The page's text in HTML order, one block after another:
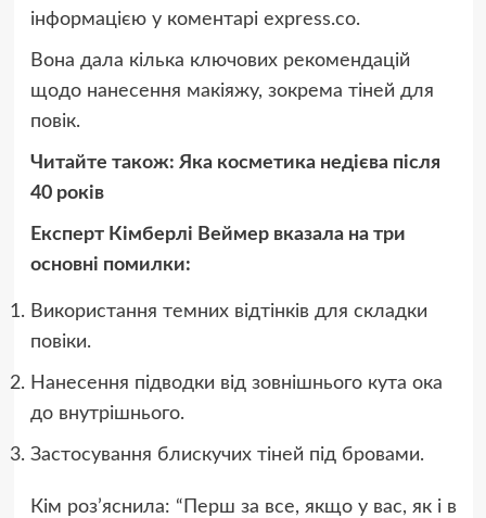
інформацією у коментарі express.co.
Вона дала кілька ключових рекомендацій
щодо нанесення макіяжу, зокрема тіней для
повік.
Читайте також: Яка косметика недієва після
40 років
Експерт Кімберлі Веймер вказала на три
основні помилки:
Використання темних відтінків для складки
повіки.
Нанесення підводки від зовнішнього кута ока
до внутрішнього.
Застосування блискучих тіней під бровами.
Кім роз’яснила: “Перш за все, якщо у вас, як і в